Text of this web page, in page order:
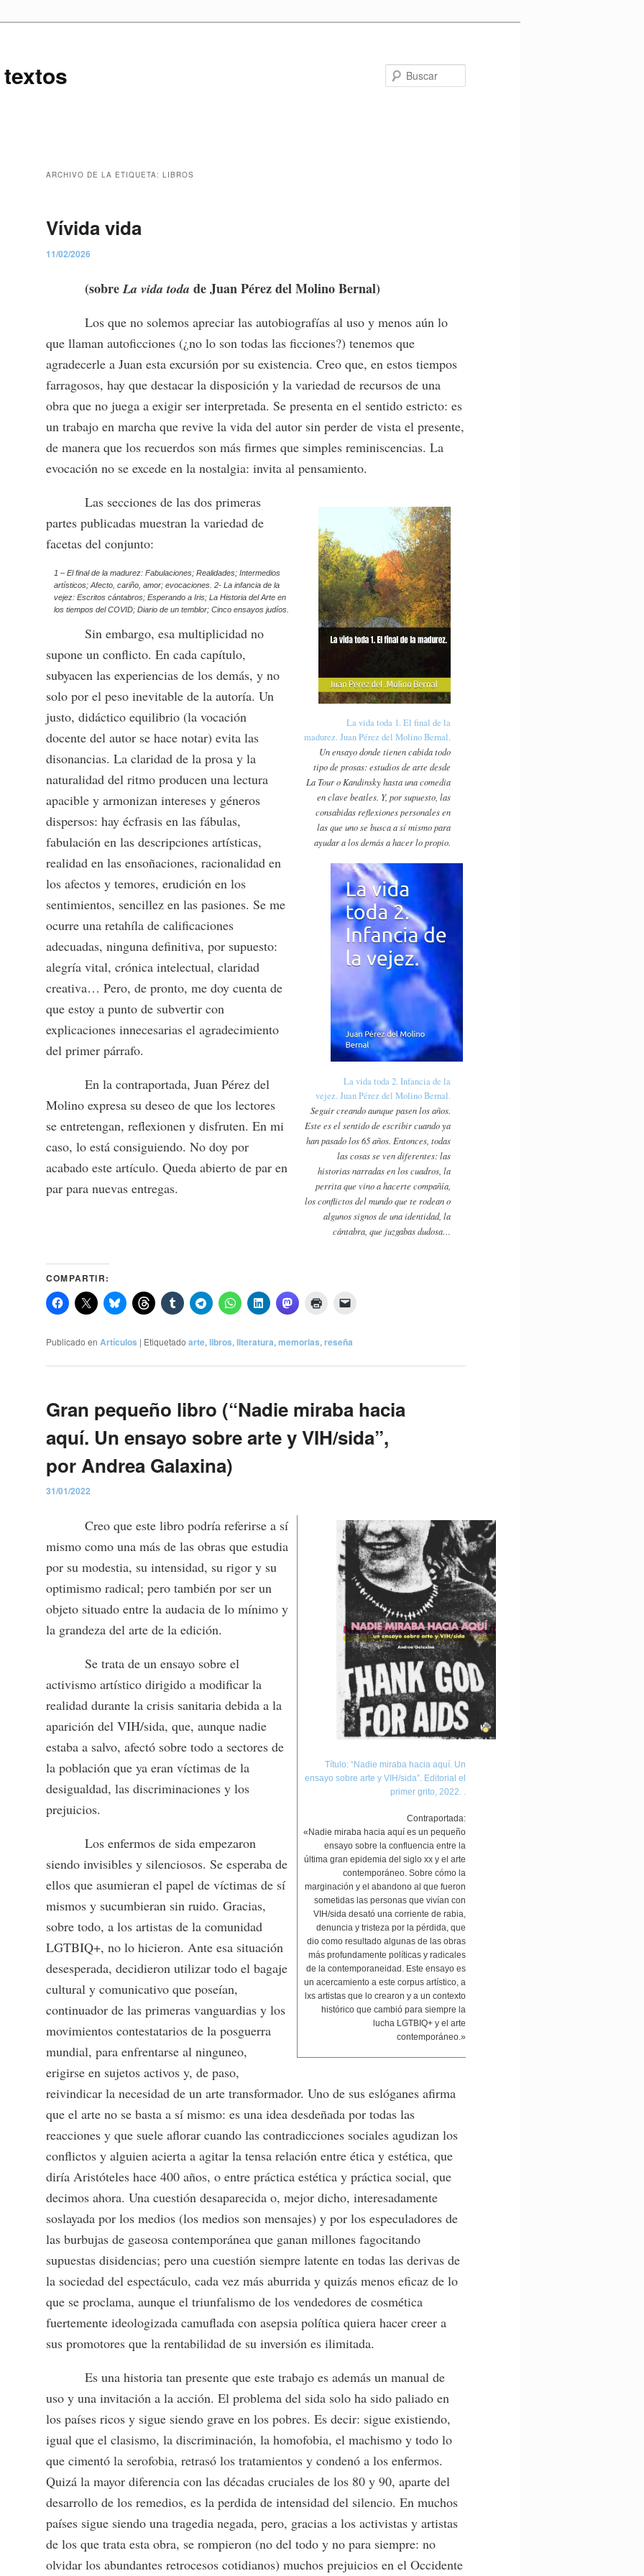
ARCHIVO DE LA ETIQUETA: LIBROS
Vívida vida
11/02/2026
(sobreLa vida toda de Juan Pérez del Molino Bernal)
Los que no solemos apreciar las autobiografías al uso y menos aún lo
que llaman autoficciones (¿no lo son todas las ficciones?) tenemos que
agradecerle a Juan esta excursión por su existencia. Creo que, en estos tiempos
farragosos, hay que destacar la disposición y la variedad de recursos de una
obra que no juega a exigir ser interpretada. Se presenta en el sentido estricto: es
un trabajo en marcha que revive la vida del autor sin perder de vista el presente,
de manera que los recuerdos son más firmes que simples reminiscencias. La
evocación no se excede en la nostalgia: invita al pensamiento.
La vida toda 1. El final de la
madurez. Juan Pérez del Molino Bernal.
Un ensayo donde tienen cabida todo
tipo de prosas: estudios de arte desde
La Tour o Kandinsky hasta una comedia
en clave beatles. Y, por supuesto, las
consabidas reflexiones personales en
las que uno se busca a sí mismo para
ayudar a los demás a hacer lo propio.
La vida toda 2. Infancia de la
vejez. Juan Pérez del Molino Bernal.
Seguir creando aunque pasen los años.
Este es el sentido de escribir cuando ya
han pasado los 65 años. Entonces, todas
las cosas se ven diferentes: las
historias narradas en los cuadros, la
perrita que vino a hacerte compañía,
los conflictos del mundo que te rodean o
algunos signos de una identidad, la
cántabra, que juzgabas dudosa…
Las secciones de las dos primeras
partes publicadas muestran la variedad de
facetas del conjunto:
1 – El final de la madurez: Fabulaciones; Realidades; Intermedios
artísticos; Afecto, cariño, amor; evocaciones. 2- La infancia de la
vejez: Escritos cántabros; Esperando a Iris; La Historia del Arte en
los tiempos del COVID; Diario de un temblor; Cinco ensayos judíos.
Sin embargo, esa multiplicidad no
supone un conflicto. En cada capítulo,
subyacen las experiencias de los demás, y no
solo por el peso inevitable de la autoría. Un
justo, didáctico equilibrio (la vocación
docente del autor se hace notar) evita las
disonancias. La claridad de la prosa y la
naturalidad del ritmo producen una lectura
apacible y armonizan intereses y géneros
dispersos: hay écfrasis en las fábulas,
fabulación en las descripciones artísticas,
realidad en las ensoñaciones, racionalidad en
los afectos y temores, erudición en los
sentimientos, sencillez en las pasiones. Se me
ocurre una retahíla de calificaciones
adecuadas, ninguna definitiva, por supuesto:
alegría vital, crónica intelectual, claridad
creativa… Pero, de pronto, me doy cuenta de
que estoy a punto de subvertir con
explicaciones innecesarias el agradecimiento
del primer párrafo.
En la contraportada, Juan Pérez del
Molino expresa su deseo de que los lectores
se entretengan, reflexionen y disfruten. En mi
caso, lo está consiguiendo. No doy por
acabado este artículo. Queda abierto de par en
par para nuevas entregas.
COMPARTIR:
Publicado en Artículos | Etiquetado arte, libros, literatura, memorias, reseña
Gran pequeño libro (“Nadie miraba hacia
aquí. Un ensayo sobre arte y VIH/sida”,
por Andrea Galaxina)
31/01/2022
Título: “Nadie miraba hacia aquí. Un
ensayo sobre arte y VIH/sida”. Editorial el
primer grito, 2022. .
Contraportada:
«Nadie miraba hacia aquí es un pequeño
ensayo sobre la confluencia entre la
última gran epidemia del siglo xx y el arte
contemporáneo. Sobre cómo la
marginación y el abandono al que fueron
sometidas las personas que vivían con
VIH/sida desató una corriente de rabia,
denuncia y tristeza por la pérdida, que
dio como resultado algunas de las obras
más profundamente políticas y radicales
de la contemporaneidad. Este ensayo es
un acercamiento a este corpus artístico, a
lxs artistas que lo crearon y a un contexto
histórico que cambió para siempre la
lucha LGTBIQ+ y el arte
contemporáneo.»
Creo que este libro podría referirse a sí
mismo como una más de las obras que estudia
por su modestia, su intensidad, su rigor y su
optimismo radical; pero también por ser un
objeto situado entre la audacia de lo mínimo y
la grandeza del arte de la edición.
Se trata de un ensayo sobre el
activismo artístico dirigido a modificar la
realidad durante la crisis sanitaria debida a la
aparición del VIH/sida, que, aunque nadie
estaba a salvo, afectó sobre todo a sectores de
la población que ya eran víctimas de la
desigualdad, las discriminaciones y los
prejuicios.
Los enfermos de sida empezaron
siendo invisibles y silenciosos. Se esperaba de
ellos que asumieran el papel de víctimas de sí
mismos y sucumbieran sin ruido. Gracias,
sobre todo, a los artistas de la comunidad
LGTBIQ+, no lo hicieron. Ante esa situación
desesperada, decidieron utilizar todo el bagaje
cultural y comunicativo que poseían,
continuador de las primeras vanguardias y los
movimientos contestatarios de la posguerra
mundial, para enfrentarse al ninguneo,
erigirse en sujetos activos y, de paso,
reivindicar la necesidad de un arte transformador. Uno de sus eslóganes afirma
que el arte no se basta a sí mismo: es una idea desdeñada por todas las
reacciones y que suele aflorar cuando las contradicciones sociales agudizan los
conflictos y alguien acierta a agitar la tensa relación entre ética y estética, que
diría Aristóteles hace 400 años, o entre práctica estética y práctica social, que
decimos ahora. Una cuestión desaparecida o, mejor dicho, interesadamente
soslayada por los medios (los medios son mensajes) y por los especuladores de
las burbujas de gaseosa contemporánea que ganan millones fagocitando
supuestas disidencias; pero una cuestión siempre latente en todas las derivas de
la sociedad del espectáculo, cada vez más aburrida y quizás menos eficaz de lo
que se proclama, aunque el triunfalismo de los vendedores de cosmética
fuertemente ideologizada camuflada con asepsia política quiera hacer creer a
sus promotores que la rentabilidad de su inversión es ilimitada.
Es una historia tan presente que este trabajo es además un manual de
uso y una invitación a la acción. El problema del sida solo ha sido paliado en
los países ricos y sigue siendo grave en los pobres. Es decir: sigue existiendo,
igual que el clasismo, la discriminación, la homofobia, el machismo y todo lo
que cimentó la serofobia, retrasó los tratamientos y condenó a los enfermos.
Quizá la mayor diferencia con las décadas cruciales de los 80 y 90, aparte del
desarrollo de los remedios, es la perdida de intensidad del silencio. En muchos
países sigue siendo una tragedia negada, pero, gracias a los activistas y artistas
de los que trata esta obra, se rompieron (no del todo y no para siempre: no
olvidar los abundantes retrocesos cotidianos) muchos prejuicios en el Occidente